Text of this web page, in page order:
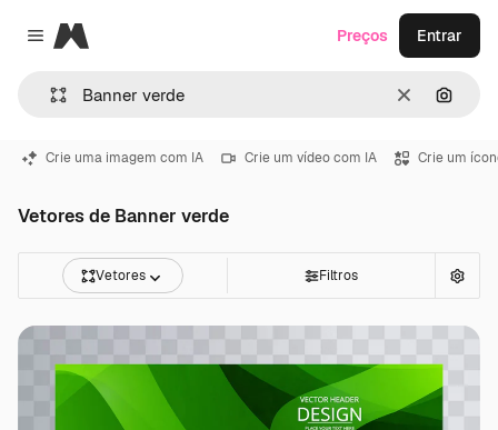
Close menu
Magnific
Limpar
Preços Entrar
Crie uma imagem com IA Crie um vídeo com IA Crie um
Vetores de Banner verde
Vetores Filtros